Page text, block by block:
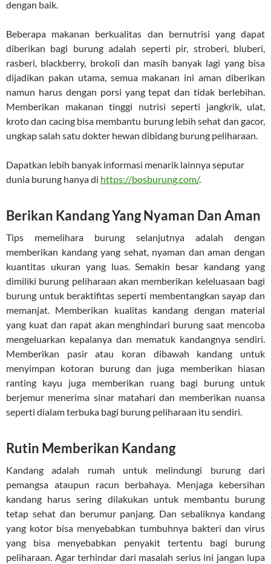
dengan baik.
Beberapa makanan berkualitas dan bernutrisi yang dapat
diberikan bagi burung adalah seperti pir, stroberi, bluberi,
rasberi, blackberry, brokoli dan masih banyak lagi yang bisa
dijadikan pakan utama, semua makanan ini aman diberikan
namun harus dengan porsi yang tepat dan tidak berlebihan.
Memberikan makanan tinggi nutrisi seperti jangkrik, ulat,
kroto dan cacing bisa membantu burung lebih sehat dan gacor,
ungkap salah satu dokter hewan dibidang burung peliharaan.
Dapatkan lebih banyak informasi menarik lainnya seputar
dunia burung hanya di https://bosburung.com/.
Berikan Kandang Yang Nyaman Dan Aman
Tips memelihara burung selanjutnya adalah dengan
memberikan kandang yang sehat, nyaman dan aman dengan
kuantitas ukuran yang luas. Semakin besar kandang yang
dimiliki burung peliharaan akan memberikan keleluasaan bagi
burung untuk beraktifitas seperti membentangkan sayap dan
memanjat. Memberikan kualitas kandang dengan material
yang kuat dan rapat akan menghindari burung saat mencoba
mengeluarkan kepalanya dan mematuk kandangnya sendiri.
Memberikan pasir atau koran dibawah kandang untuk
menyimpan kotoran burung dan juga memberikan hiasan
ranting kayu juga memberikan ruang bagi burung untuk
berjemur menerima sinar matahari dan memberikan nuansa
seperti dialam terbuka bagi burung peliharaan itu sendiri.
Rutin Memberikan Kandang
Kandang adalah rumah untuk melindungi burung dari
pemangsa ataupun racun berbahaya. Menjaga kebersihan
kandang harus sering dilakukan untuk membantu burung
tetap sehat dan berumur panjang. Dan sebaliknya kandang
yang kotor bisa menyebabkan tumbuhnya bakteri dan virus
yang bisa menyebabkan penyakit tertentu bagi burung
peliharaan. Agar terhindar dari masalah serius ini jangan lupa